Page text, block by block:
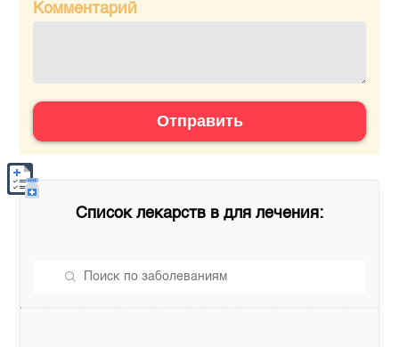
Комментарий
Отправить
Список лекарств в для лечения: